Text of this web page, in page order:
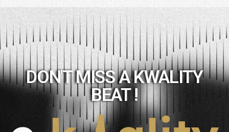
DON'T MISS A KWALITY
BEAT !